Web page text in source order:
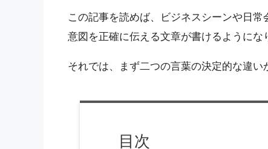
この記事を読めば、ビジネスシーンや日常
意図を正確に伝える文章が書けるようにな
それでは、まず二つの言葉の決定的な違い
目次